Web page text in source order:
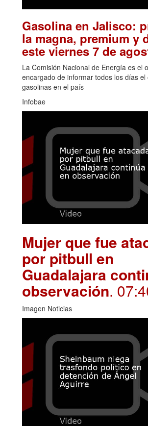
Gasolina en Jalisco:
la magna, premium y
este viernes 7 de
La Comisión Nacional de Energía es el
encargado de informar todos los días el
gasolinas en el país
Infobae
Mujer que fue
por pitbull en
Guadalajara
observación.
Imagen Noticias